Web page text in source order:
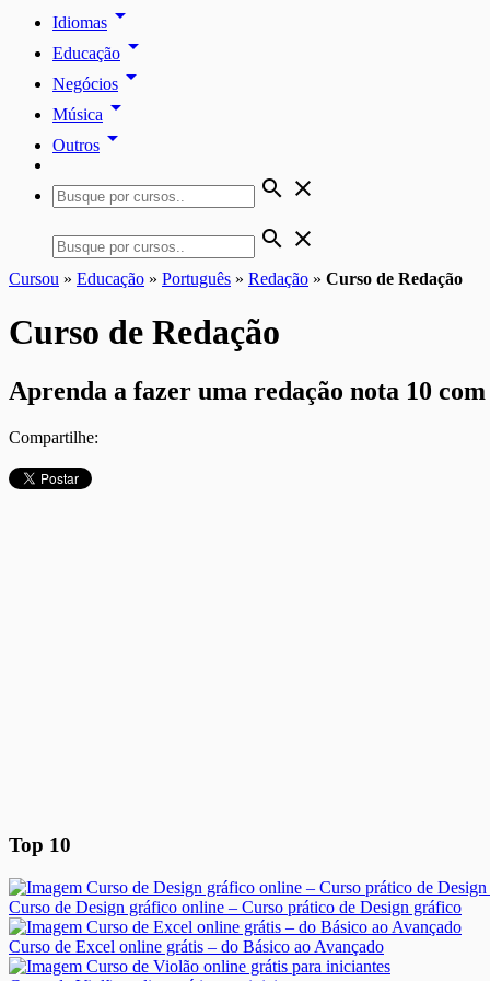
Idiomas arrow_drop_down
Educação arrow_drop_down
Negócios arrow_drop_down
Música arrow_drop_down
Outros arrow_drop_down
search close
search close
Cursou » Educação » Português » Redação » Curso de Redação
Curso de Redação
Aprenda a fazer uma redação nota 10
Compartilhe:
Top 10
Curso de Design gráfico online – Curso prático de Design gráfico
Curso de Excel online grátis – do Básico ao Avançado